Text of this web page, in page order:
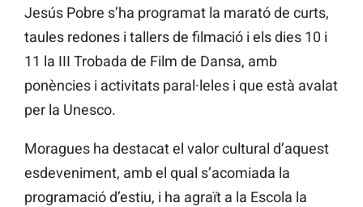
Jesús Pobre s’ha programat la marató de curts,
taules redones i tallers de filmació i els dies 10 i
11 la III Trobada de Film de Dansa, amb
ponències i activitats paral·leles i que està avalat
per la Unesco.
Moragues ha destacat el valor cultural d’aquest
esdeveniment, amb el qual s’acomiada la
programació d’estiu, i ha agraït a la Escola la